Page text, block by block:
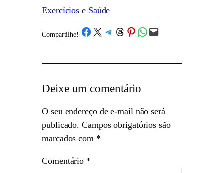
Exercícios e Saúde
Compartilhe! /Share on Facebook
Share on X Share on Telegram
Share on Threads
Share on Pinterest
Share on WhatsApp
Email this Page
Deixe um comentário
O seu endereço de e-mail não será
publicado. Campos obrigatórios são
marcados com *
Comentário *